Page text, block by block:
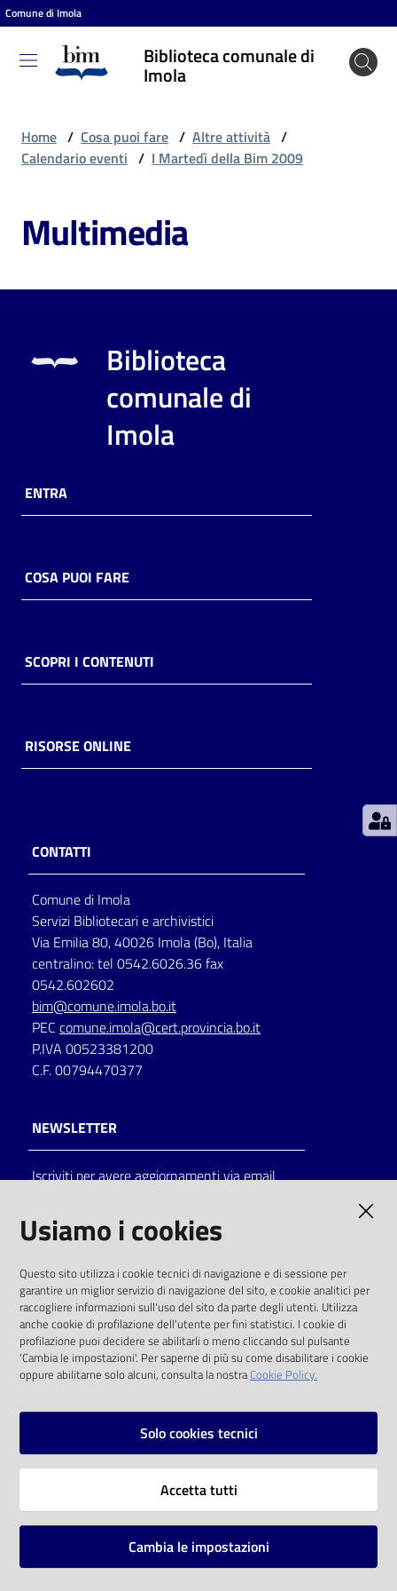
Vai al contenuto
Vai alla navigazione
Vai al footer
Comune di Imola
Biblioteca comunale di
Imola
Biblioteca
comunale
puoi
Risorse
online
Casa
Piani
storico
per
lettura
Seguici
su
Catalogo
on line
Eventi
Chiedi al
bibliotecario
Home / Cosa puoi fare / Altre attività /
Calendario eventi / I Martedì della Bim 2009
Multimedia
Biblioteca
comunale di
Imola
ENTRA
COSA PUOI FARE
SCOPRI I CONTENUTI
RISORSE ONLINE
CONTATTI
Comune di Imola
Servizi Bibliotecari e archivistici
Via Emilia 80, 40026 Imola (Bo), Italia
centralino: tel 0542.6026.36 fax
0542.602602
bim@comune.imola.bo.it
PEC comune.imola@cert.provincia.bo.it
P.IVA 00523381200
C.F. 00794470377
NEWSLETTER
Iscriviti per avere aggiornamenti via email
solo alle condizioni previste dalla direttiva
comunitaria 2003/98/CE e dal d.lgs. 36/2006
SOCIAL
Instagram
Vai alla pagina
Mappa del sito
Usiamo i cookies
Questo sito utilizza i cookie tecnici di navigazione e di sessione per
garantire un miglior servizio di navigazione del sito, e cookie analitici per
raccogliere informazioni sull'uso del sito da parte degli utenti. Utilizza
anche cookie di profilazione dell'utente per fini statistici. I cookie di
profilazione puoi decidere se abilitarli o meno cliccando sul pulsante
'Cambia le impostazioni'. Per saperne di più su come disabilitare i cookie
oppure abilitarne solo alcuni, consulta la nostraCookie Policy.
Solo cookies tecnici
Accetta tutti
Cambia le impostazioni